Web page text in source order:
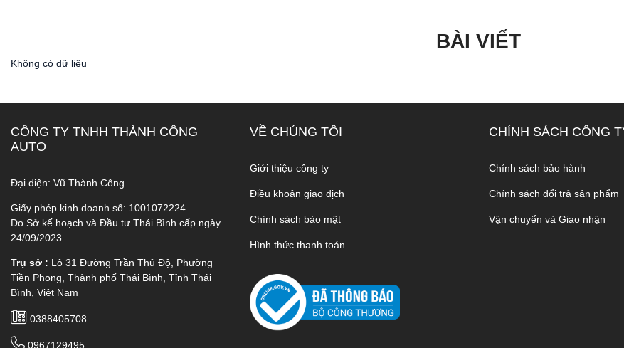
BÀI VIẾT
Không có dữ liệu
CÔNG TY TNHH THÀNH CÔNG
AUTO
Đại diện: Vũ Thành Công
Giấy phép kinh doanh số: 1001072224
Do Sở kế hoạch và Đầu tư Thái Bình cấp ngày
24/09/2023
Trụ sở : Lô 31 Đường Trần Thủ Độ, Phường
Tiền Phong, Thành phố Thái Bình, Tỉnh Thái
Bình, Việt Nam
0388405708
0967129495
VỀ CHÚNG TÔI
Giới thiệu công ty
Điều khoản giao dịch
Chính sách bảo mật
Hình thức thanh toán
CHÍNH SÁCH CÔNG
Chính sách bảo hành
Chính sách đổi trả sản phẩm
Vận chuyển và Giao nhận